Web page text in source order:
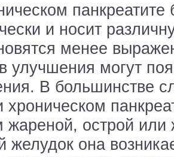
панкреатите
и носит
менее
улучшения могут
В большинстве
хроническом
жареной, острой
желудок она